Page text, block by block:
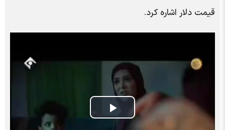
قیمت دلار اشاره کرد.
Play